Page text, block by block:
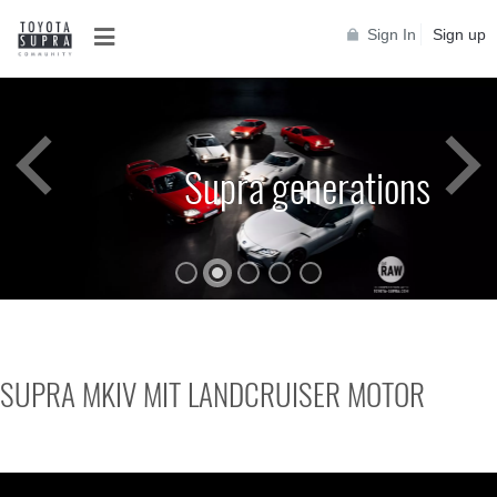
Sign In Sign up
Supra generations
SUPRA MKIV MIT LANDCRUISER MOTOR